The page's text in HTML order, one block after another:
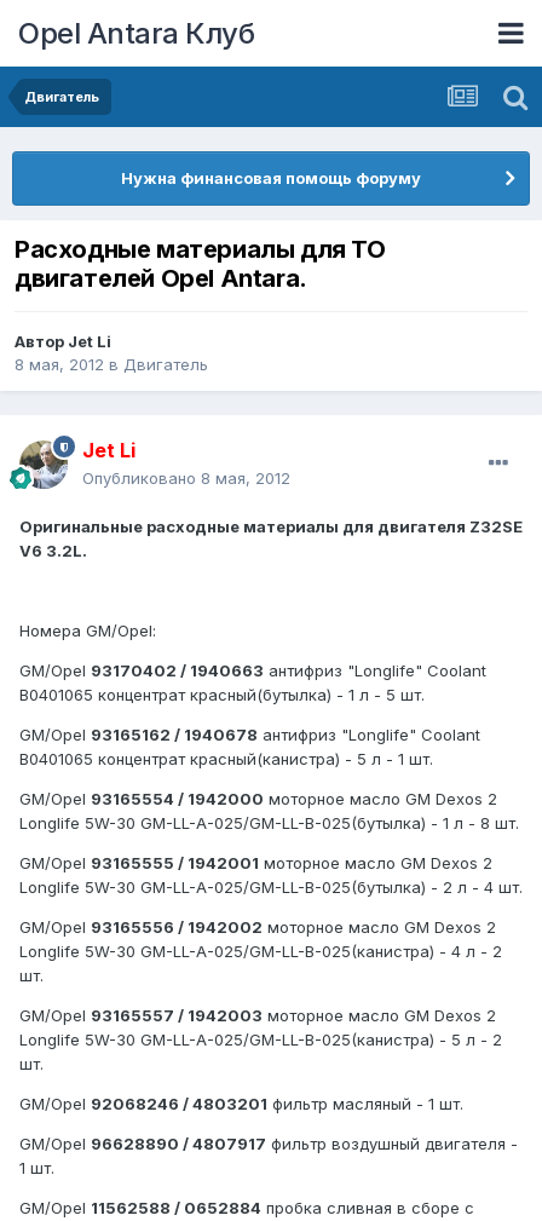
Opel Antara Клуб
Двигатель
Нужна финансовая помощь форуму
Расходные материалы для ТО
двигателей Opel Antara.
Автор Jet Li
8 мая, 2012 в Двигатель
Jet Li
Опубликовано 8 мая, 2012
Оригинальные расходные материалы для двигателя Z32SE
V6 3.2L.
Номера GM/Opel:
GM/Opel 93170402 / 1940663 антифриз "Longlife" Coolant
B0401065 концентрат красный(бутылка) - 1 л - 5 шт.
GM/Opel 93165162 / 1940678 антифриз "Longlife" Coolant
B0401065 концентрат красный(канистра) - 5 л - 1 шт.
GM/Opel 93165554 / 1942000 моторное масло GM Dexos 2
Longlife 5W-30 GM-LL-A-025/GM-LL-B-025(бутылка) - 1 л - 8 шт.
GM/Opel 93165555 / 1942001 моторное масло GM Dexos 2
Longlife 5W-30 GM-LL-A-025/GM-LL-B-025(бутылка) - 2 л - 4 шт.
GM/Opel 93165556 / 1942002 моторное масло GM Dexos 2
Longlife 5W-30 GM-LL-A-025/GM-LL-B-025(канистра) - 4 л - 2
шт.
GM/Opel 93165557 / 1942003 моторное масло GM Dexos 2
Longlife 5W-30 GM-LL-A-025/GM-LL-B-025(канистра) - 5 л - 2
шт.
GM/Opel 92068246 / 4803201 фильтр масляный - 1 шт.
GM/Opel 96628890 / 4807917 фильтр воздушный двигателя -
1 шт.
GM/Opel 11562588 / 0652884 пробка сливная в сборе с